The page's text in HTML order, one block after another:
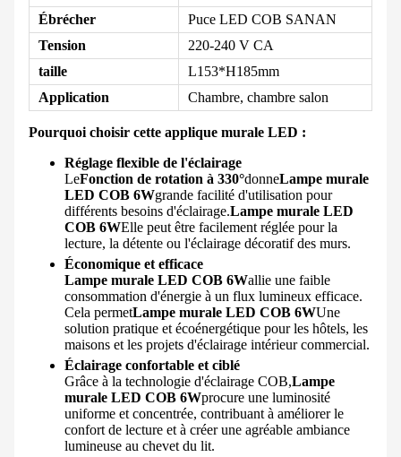
Ébrécher
Puce LED COB SANAN
Tension
220-240 V CA
taille
L153*H185mm
Application
Chambre, chambre salon
Pourquoi choisir cette applique murale LED :
Réglage flexible de l'éclairage
LeFonction de rotation à 330°donneLampe murale
LED COB 6Wgrande facilité d'utilisation pour
différents besoins d'éclairage.Lampe murale LED
COB 6WElle peut être facilement réglée pour la
lecture, la détente ou l'éclairage décoratif des murs.
Économique et efficace
Lampe murale LED COB 6Wallie une faible
consommation d'énergie à un flux lumineux efficace.
Cela permetLampe murale LED COB 6WUne
solution pratique et écoénergétique pour les hôtels, les
maisons et les projets d'éclairage intérieur commercial.
Éclairage confortable et ciblé
Grâce à la technologie d'éclairage COB,Lampe
murale LED COB 6Wprocure une luminosité
uniforme et concentrée, contribuant à améliorer le
confort de lecture et à créer une agréable ambiance
lumineuse au chevet du lit.